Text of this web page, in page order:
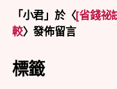
「小君」於〈[省錢祕
較〉發佈留言
標籤